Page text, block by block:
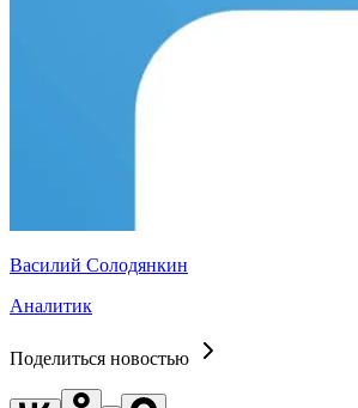
Василий Солодянкин
Аналитик
Поделиться новостью